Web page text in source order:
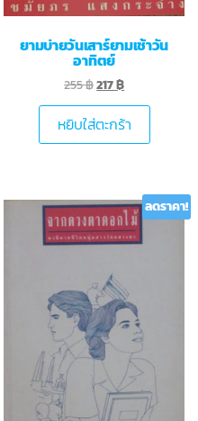
ยามบ่ายวันเสาร์ยามเช้าวัน
อาทิตย์
255฿217฿
หยิบใส่ตะกร้า
ลดราคา!